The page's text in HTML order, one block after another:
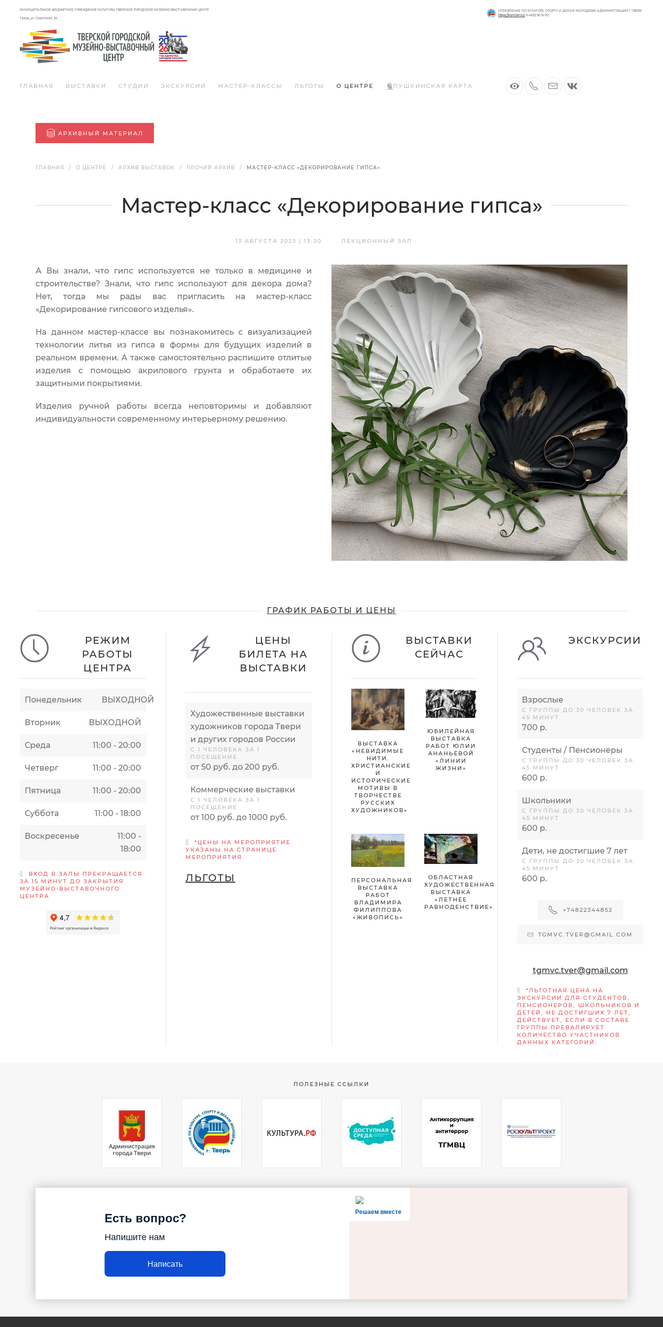
МУНИЦИПАЛЬНОЕ БЮДЖЕТНОЕ УЧРЕЖДЕНИЕ КУЛЬТУРЫ ТВЕРСКОЙ ГОРОДСКОЙ МУЗЕЙНО-ВЫСТАВОЧНЫЙ ЦЕНТР
Тверь, ул. Советская, 54
УПРАВЛЕНИЕ ПО КУЛЬТУРЕ, СПОРТУ И ДЕЛАМ МОЛОДЕЖИ АДМИНИСТРАЦИИ Г. ТВЕРИ
https://ksm.tver.ru/ 8-4822-36-16-92
ГЛАВНАЯ ВЫСТАВКИ СТУДИИ ЭКСКУРСИИ МАСТЕР-КЛАССЫ ЛЬГОТЫ О ЦЕНТРЕ ПУШКИНСКАЯ КАРТА
АРХИВНЫЙ МАТЕРИАЛ
ГЛАВНАЯ О ЦЕНТРЕ АРХИВ ВЫСТАВОК ПРОЧИЙ АРХИВ МАСТЕР-КЛАСС «ДЕКОРИРОВАНИЕ ГИПСА»
Мастер-класс «Декорирование гипса»
13 АВГУСТА 2023 | 13:30 ЛЕКЦИОННЫЙ ЗАЛ
А Вы знали, что гипс используется не только в медицине и
строительстве? Знали, что гипс используют для декора дома?
Нет, тогда мы рады вас пригласить на мастер-класс
«Декорирование гипсового изделья».
На данном мастер-классе вы познакомитесь с визуализацией
технологии литья из гипса в формы для будущих изделий в
реальном времени. А также самостоятельно распишите отлитые
изделия с помощью акрилового грунта и обработаете их
защитными покрытиями.
Изделия ручной работы всегда неповторимы и добавляют
индивидуальности современному интерьерному решению.
ГРАФИК РАБОТЫ И ЦЕНЫ
РЕЖИМ
РАБОТЫ
ЦЕНТРА
Понедельник ВЫХОДНОЙ
Вторник ВЫХОДНОЙ
Среда 11:00 - 20:00
Четверг 11:00 - 20:00
Пятница 11:00 - 20:00
Суббота 11:00 - 18:00
Воскресенье
11:00 -
18:00
ВХОД В ЗАЛЫ ПРЕКРАЩАЕТСЯ
ЗА 15 МИНУТ ДО ЗАКРЫТИЯ
МУЗЕЙНО-ВЫСТАВОЧНОГО
ЦЕНТРА
ЦЕНЫ
БИЛЕТА НА
ВЫСТАВКИ
Художественные выставки
художников города Твери
и других городов России
С 1 ЧЕЛОВЕКА ЗА 1
ПОСЕЩЕНИЕ
от 50 руб. до 200 руб.
Коммерческие выставки
С 1 ЧЕЛОВЕКА ЗА 1
ПОСЕЩЕНИЕ
от 100 руб. до 1000 руб.
*ЦЕНЫ НА МЕРОПРИЯТИЕ
УКАЗАНЫ НА СТРАНИЦЕ
МЕРОПРИЯТИЯ
ЛЬГОТЫ
ВЫСТАВКИ
СЕЙЧАС
ВЫСТАВКА
«НЕВИДИМЫЕ
НИТИ.
ХРИСТИАНСКИЕ
И
ИСТОРИЧЕСКИЕ
МОТИВЫ В
ТВОРЧЕСТВЕ
РУССКИХ
ХУДОЖНИКОВ»
ЮБИЛЕЙНАЯ
ВЫСТАВКА
РАБОТ ЮЛИИ
АНАНЬЕВОЙ
«ЛИНИИ
ЖИЗНИ»
ПЕРСОНАЛЬНАЯ
ВЫСТАВКА
РАБОТ
ВЛАДИМИРА
ФИЛИППОВА
«ЖИВОПИСЬ»
ОБЛАСТНАЯ
ХУДОЖЕСТВЕННАЯ
ВЫСТАВКА
«ЛЕТНЕЕ
РАВНОДЕНСТВИЕ»
ЭКСКУРСИИ
Взрослые
С ГРУППЫ ДО 30 ЧЕЛОВЕК ЗА
45 МИНУТ
700 р.
Студенты / Пенсионеры
С ГРУППЫ ДО 30 ЧЕЛОВЕК ЗА
45 МИНУТ
600 р.
Школьники
С ГРУППЫ ДО 30 ЧЕЛОВЕК ЗА
45 МИНУТ
600 р.
Дети, не достигшие 7 лет
С ГРУППЫ ДО 30 ЧЕЛОВЕК ЗА
45 МИНУТ
600 р.
+74822344852
TGMVC.TVER@GMAIL.COM
tgmvc.tver@gmail.com
*ЛЬГОТНАЯ ЦЕНА НА
ЭКСКУРСИИ ДЛЯ СТУДЕНТОВ,
ПЕНСИОНЕРОВ, ШКОЛЬНИКОВ И
ДЕТЕЙ, НЕ ДОСТИГШИХ 7 ЛЕТ,
ДЕЙСТВУЕТ, ЕСЛИ В СОСТАВЕ
ГРУППЫ ПРЕВАЛИРУЕТ
КОЛИЧЕСТВО УЧАСТНИКОВ
ДАННЫХ КАТЕГОРИЙ.
ПОЛЕЗНЫЕ ССЫЛКИ
Решаем вместе
Есть вопрос?
Напишите нам
Написать